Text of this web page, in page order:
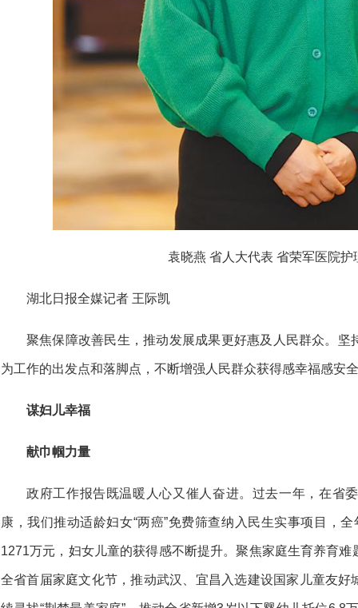
袁晓燕 省人大代表 省荣军医院护
湖北日报全媒记者 王际凯
聚焦保障改善民生，推动发展成果更好惠及人民群众。
为工作的出发点和落脚点，不断增强人民群众获得感幸福感
谋妇儿幸福
献巾帼力量
政府工作报告既温暖人心又催人奋进。过去一年，在省
康，我们推动适龄妇女“两癌”免费筛查纳入民生实事项目，
1271万元，妇女儿童的获得感不断提升。聚焦家庭生育养育
全省首届家庭文化节，推动武汉、宜昌入选建设国家儿童友好